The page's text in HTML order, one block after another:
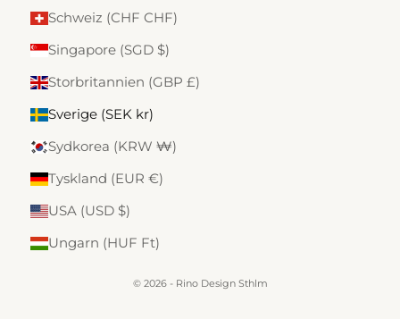
Schweiz (CHF CHF)
Singapore (SGD $)
Storbritannien (GBP £)
Sverige (SEK kr)
Sydkorea (KRW ₩)
Tyskland (EUR €)
USA (USD $)
Ungarn (HUF Ft)
© 2026 - Rino Design Sthlm